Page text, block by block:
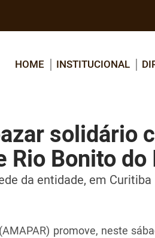
HOME INSTITUCIONAL
solidário
Rio Bonito do
da entidade, em Curitiba
promove, neste